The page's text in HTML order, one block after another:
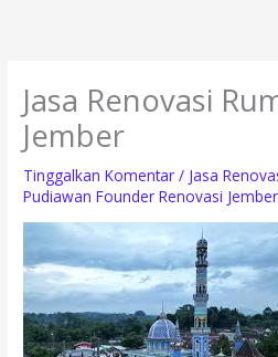
Jasa Renovasi
Jember
Tinggalkan Komentar / Jasa
Pudiawan Founder Renovasi Jember